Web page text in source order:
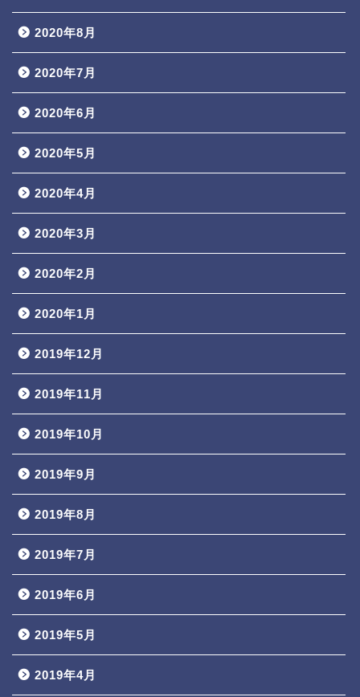
2020年8月
2020年7月
2020年6月
2020年5月
2020年4月
2020年3月
2020年2月
2020年1月
2019年12月
2019年11月
2019年10月
2019年9月
2019年8月
2019年7月
2019年6月
2019年5月
2019年4月